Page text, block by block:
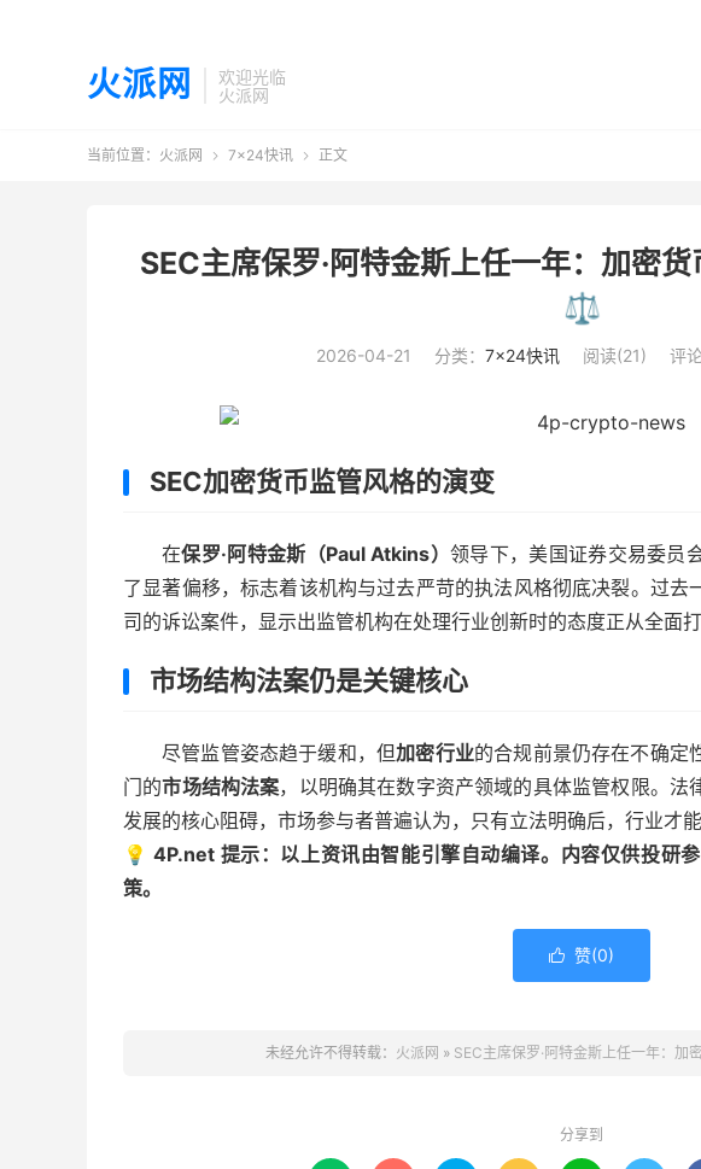
火派网
欢迎光临
火派网
当前位置： 火派网  7×24快讯  正文
SEC主席保罗·阿特金斯上任一年：加密
⚖️
2026-04-21 分类： 7×24快讯 阅读(21) 评
SEC加密货币监管风格的演变
在保罗·阿特金斯（Paul Atkins） 领导下，美国证券交易委员
了显著偏移，标志着该机构与过去严苛的执法风格彻底决裂。过
司的诉讼案件，显示出监管机构在处理行业创新时的态度正从全面
市场结构法案仍是关键核心
尽管监管姿态趋于缓和，但加密行业的合规前景仍存在不确定
门的市场结构法案，以明确其在数字资产领域的具体监管权限。法
发展的核心阻碍，市场参与者普遍认为，只有立法明确后，行业才
💡 4P.net 提示：以上资讯由智能引擎自动编译。内容仅供投研
策。
 赞(0)
未经允许不得转载： 火派网 » SEC主席保罗·阿特金斯上任一年：
分享到